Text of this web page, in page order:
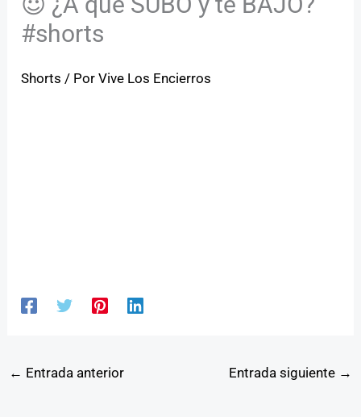
#shorts
Shorts / PorVive Los Encierros
← Entrada anterior Entrada siguiente →